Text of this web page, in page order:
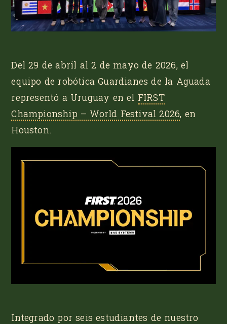
Del 29 de abril al 2 de mayo de 2026, el
equipo de robóticaGuardianes de la Aguada
representó a Uruguay en el FIRST
Championship – World Festival 2026, en
Houston.
Integrado por seis estudiantes de nuestro